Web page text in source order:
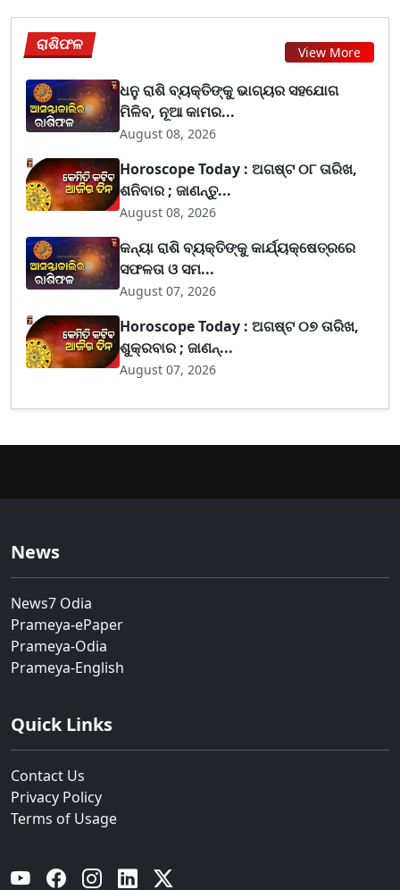
ରାଶିଫଳ View More
ଧନୁ ରାଶି ବ୍ୟକ୍ତିଙ୍କୁ ଭାଗ୍ୟର ସହଯୋଗ
ମିଳିବ, ନୂଆ କାମର...
August 08, 2026
Horoscope Today : ଅଗଷ୍ଟ ୦୮ ତାରିଖ,
ଶନିବାର ; ଜାଣନ୍ତୁ...
August 08, 2026
କନ୍ୟା ରାଶି ବ୍ୟକ୍ତିଙ୍କୁ କାର୍ଯ୍ୟକ୍ଷେତ୍ରରେ
ସଫଳତା ଓ ସମ...
August 07, 2026
Horoscope Today : ଅଗଷ୍ଟ ୦୭ ତାରିଖ,
ଶୁକ୍ରବାର ; ଜାଣନ୍...
August 07, 2026
News
News7 Odia
Prameya-ePaper
Prameya-Odia
Prameya-English
Quick Links
Contact Us
Privacy Policy
Terms of Usage
YouTube Facebook Instagram Linkedin